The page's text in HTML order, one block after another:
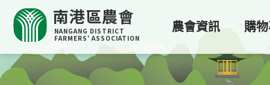
南港區農會
NANGANG DISTRICT
FARMERS' ASSOCIATION
農會資訊 購